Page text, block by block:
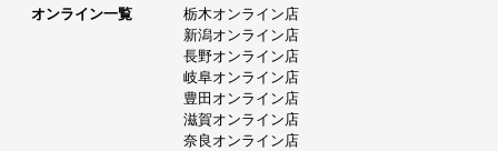
オンライン一覧
栃木オンライン店
新潟オンライン店
長野オンライン店
岐阜オンライン店
豊田オンライン店
滋賀オンライン店
奈良オンライン店